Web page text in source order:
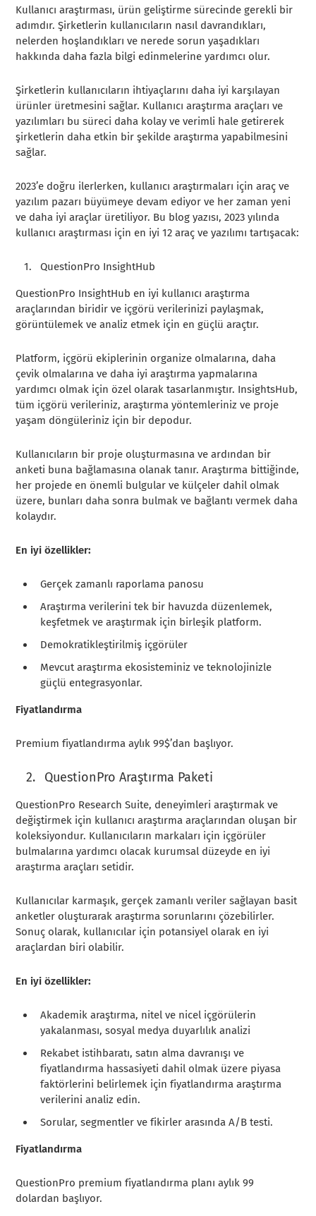
Kullanıcı araştırması, ürün geliştirme sürecinde gerekli bir
adımdır. Şirketlerin kullanıcıların nasıl davrandıkları,
nelerden hoşlandıkları ve nerede sorun yaşadıkları
hakkında daha fazla bilgi edinmelerine yardımcı olur.
Şirketlerin kullanıcıların ihtiyaçlarını daha iyi karşılayan
ürünler üretmesini sağlar. Kullanıcı araştırma araçları ve
yazılımları bu süreci daha kolay ve verimli hale getirerek
şirketlerin daha etkin bir şekilde araştırma yapabilmesini
sağlar.
2023’e doğru ilerlerken, kullanıcı araştırmaları için araç ve
yazılım pazarı büyümeye devam ediyor ve her zaman yeni
ve daha iyi araçlar üretiliyor. Bu blog yazısı, 2023 yılında
kullanıcı araştırması için en iyi 12 araç ve yazılımı tartışacak:
QuestionPro InsightHub
QuestionPro InsightHub en iyi kullanıcı araştırma
araçlarından biridir ve içgörü verilerinizi paylaşmak,
görüntülemek ve analiz etmek için en güçlü araçtır.
Platform, içgörü ekiplerinin organize olmalarına, daha
çevik olmalarına ve daha iyi araştırma yapmalarına
yardımcı olmak için özel olarak tasarlanmıştır. InsightsHub,
tüm içgörü verileriniz, araştırma yöntemleriniz ve proje
yaşam döngüleriniz için bir depodur.
Kullanıcıların bir proje oluşturmasına ve ardından bir
anketi buna bağlamasına olanak tanır. Araştırma bittiğinde,
her projede en önemli bulgular ve külçeler dahil olmak
üzere, bunları daha sonra bulmak ve bağlantı vermek daha
kolaydır.
En iyi özellikler:
Gerçek zamanlı raporlama panosu
Araştırma verilerini tek bir havuzda düzenlemek,
keşfetmek ve araştırmak için birleşik platform.
Demokratikleştirilmiş içgörüler
Mevcut araştırma ekosisteminiz ve teknolojinizle
güçlü entegrasyonlar.
Fiyatlandırma
Premium fiyatlandırma aylık 99$’dan başlıyor.
QuestionPro Araştırma Paketi
QuestionPro Research Suite, deneyimleri araştırmak ve
değiştirmek için kullanıcı araştırma araçlarından oluşan bir
koleksiyondur. Kullanıcıların markaları için içgörüler
bulmalarına yardımcı olacak kurumsal düzeyde en iyi
araştırma araçları setidir.
Kullanıcılar karmaşık, gerçek zamanlı veriler sağlayan basit
anketler oluşturarak araştırma sorunlarını çözebilirler.
Sonuç olarak, kullanıcılar için potansiyel olarak en iyi
araçlardan biri olabilir.
En iyi özellikler:
Akademik araştırma, nitel ve nicel içgörülerin
yakalanması, sosyal medya duyarlılık analizi
Rekabet istihbaratı, satın alma davranışı ve
fiyatlandırma hassasiyeti dahil olmak üzere piyasa
faktörlerini belirlemek için fiyatlandırma araştırma
verilerini analiz edin.
Sorular, segmentler ve fikirler arasında A/B testi.
Fiyatlandırma
QuestionPro premium fiyatlandırma planı aylık 99
dolardan başlıyor.